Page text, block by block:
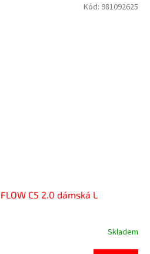
C5 2.0 dámská L
Skladem
Kód: 981092625